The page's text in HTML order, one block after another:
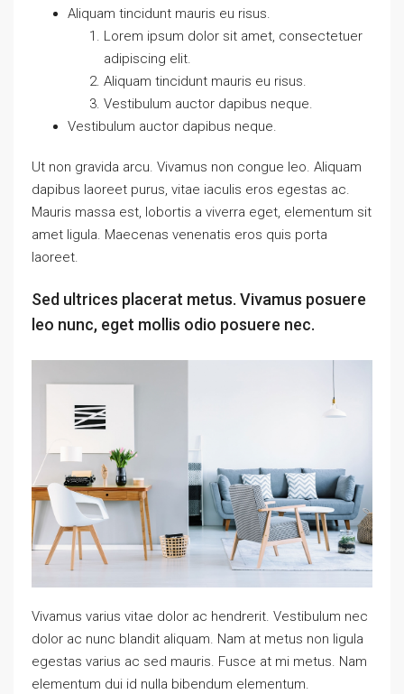
Aliquam tincidunt mauris eu risus.
Lorem ipsum dolor sit amet, consectetuer
adipiscing elit.
Aliquam tincidunt mauris eu risus.
Vestibulum auctor dapibus neque.
Vestibulum auctor dapibus neque.
Ut non gravida arcu. Vivamus non congue leo. Aliquam
dapibus laoreet purus, vitae iaculis eros egestas ac.
Mauris massa est, lobortis a viverra eget, elementum sit
amet ligula. Maecenas venenatis eros quis porta
laoreet.
Sed ultrices placerat metus. Vivamus posuere
leo nunc, eget mollis odio posuere nec.
Vivamus varius vitae dolor ac hendrerit. Vestibulum nec
dolor ac nunc blandit aliquam. Nam at metus non ligula
egestas varius ac sed mauris. Fusce at mi metus. Nam
elementum dui id nulla bibendum elementum.